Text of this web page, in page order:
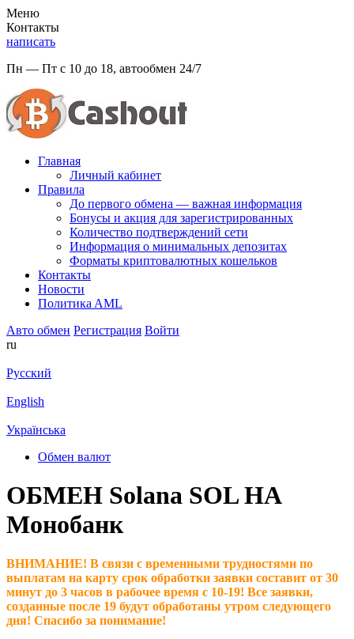
Меню
Контакты
написать
Пн — Пт с 10 до 18, автообмен 24/7
Главная
Личный кабинет
Правила
До первого обмена — важная информация
Бонусы и акция для зарегистрированных
Количество подтверждений сети
Информация о минимальных депозитах
Форматы криптовалютных кошельков
Контакты
Новости
Политикa AML
Авто обмен Регистрация Войти
ru
Русский
English
Українська
Обмен валют
ОБМЕН Solana SOL НА
Монобанк
ВНИМАНИЕ! В связи с временными трудностями по
выплатам на карту срок обработки заявки составит от 30
минут до 3 часов в рабочее время с 10-19! Все заявки,
созданные после 19 будут обработаны утром следующего
дня! Спасибо за понимание!